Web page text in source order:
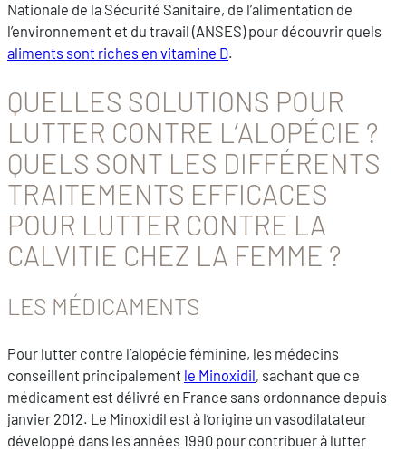
Nationale de la Sécurité Sanitaire, de l’alimentation de
l’environnement et du travail (ANSES) pour découvrir quels
aliments sont riches en vitamine D.
QUELLES SOLUTIONS POUR
LUTTER CONTRE L’ALOPÉCIE ?
QUELS SONT LES DIFFÉRENTS
TRAITEMENTS EFFICACES
POUR LUTTER CONTRE LA
CALVITIE CHEZ LA FEMME ?
LES MÉDICAMENTS
Pour lutter contre l’alopécie féminine, les médecins
conseillent principalement le Minoxidil, sachant que ce
médicament est délivré en France sans ordonnance depuis
janvier 2012. Le Minoxidil est à l’origine un vasodilatateur
développé dans les années 1990 pour contribuer à lutter